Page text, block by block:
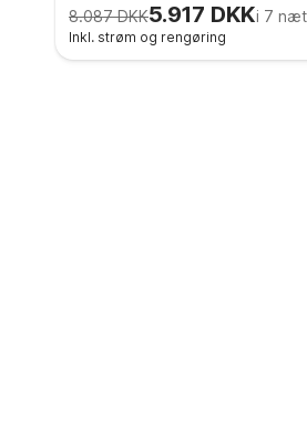
8.087 DKK5.917 DKKi 7
Inkl. strøm og rengøring